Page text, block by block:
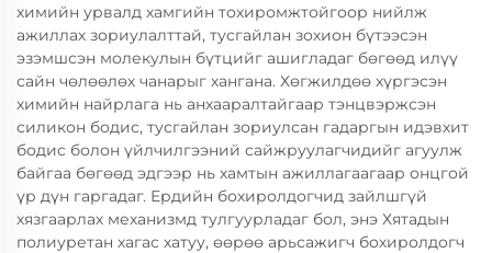
химийн урвалд хамгийн тохиромжтойгоор нийлж
ажиллах зориулалттай, тусгайлан зохион бүтээсэн
эзэмшсэн молекулын бүтцийг ашигладаг бөгөөд илүү
сайн чөлөөлөх чанарыг хангана. Хөгжилдөө хүргэсэн
химийн найрлага нь анхааралтайгаар тэнцвэржсэн
силикон бодис, тусгайлан зориулсан гадаргын идэвхит
бодис болон үйлчилгээний сайжруулагчидийг агуулж
байгаа бөгөөд эдгээр нь хамтын ажиллагаагаар онцгой
үр дүн гаргадаг. Ердийн бохиролдогчид зайлшгүй
хязгаарлах механизмд тулгуурладаг бол, энэ Хятадын
полиуретан хагас хатуу, өөрөө арьсажигч бохиролдогч